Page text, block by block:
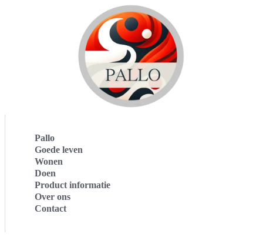
Pallo
Goede leven
Wonen
Doen
Product informatie
Over ons
Contact